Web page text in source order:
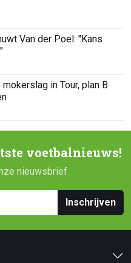
Van der Poel: "Kans
in Tour, plan B
voetbalnieuws!
nieuwsbrief
Inschrijven